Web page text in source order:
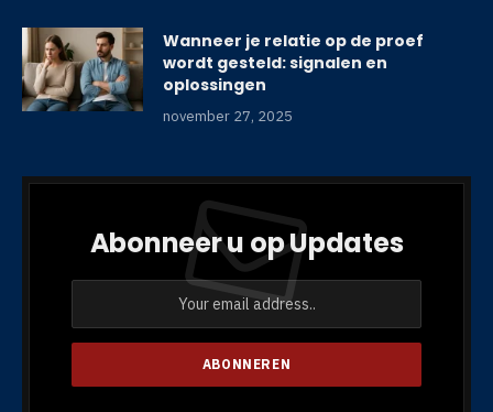
Wanneer je relatie op de proef
wordt gesteld: signalen en
oplossingen
november 27, 2025
Abonneer u op Updates